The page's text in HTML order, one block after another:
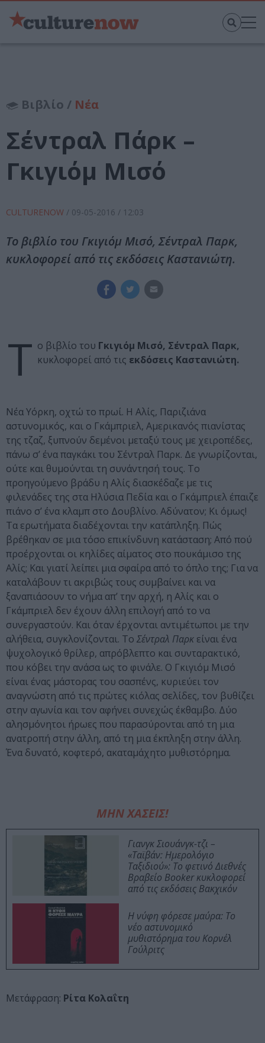
Βιβλίο / Νέα
Σέντραλ Πάρκ –
Γκιγιόμ Μισό
CULTURENOW / 09-05-2016 / 12:03
Το βιβλίο του Γκιγιόμ Μισό, Σέντραλ Παρκ,
κυκλοφορεί από τις εκδόσεις Καστανιώτη.
Τ ο βιβλίο του Γκιγιόμ Μισό, Σέντραλ Παρκ,
κυκλοφορεί από τις εκδόσεις Καστανιώτη.
Νέα Υόρκη, οχτώ το πρωί. Η Αλίς, Παριζιάνα
αστυνομικός, και ο Γκάμπριελ, Αμερικανός πιανίστας
της τζαζ, ξυπνούν δεμένοι μεταξύ τους με χειροπέδες,
πάνω σ’ ένα παγκάκι του Σέντραλ Παρκ. Δε γνωρίζονται,
ούτε και θυμούνται τη συνάντησή τους. Το
προηγούμενο βράδυ η Αλίς διασκέδαζε με τις
φιλενάδες της στα Ηλύσια Πεδία και ο Γκάμπριελ έπαιζε
πιάνο σ’ ένα κλαμπ στο Δουβλίνο. Αδύνατον; Κι όμως!
Τα ερωτήματα διαδέχονται την κατάπληξη. Πώς
βρέθηκαν σε μια τόσο επικίνδυνη κατάσταση; Από πού
προέρχονται οι κηλίδες αίματος στο πουκάμισο της
Αλίς; Και γιατί λείπει μια σφαίρα από το όπλο της; Για να
καταλάβουν τι ακριβώς τους συμβαίνει και να
ξαναπιάσουν το νήμα απ’ την αρχή, η Αλίς και ο
Γκάμπριελ δεν έχουν άλλη επιλογή από το να
συνεργαστούν. Και όταν έρχονται αντιμέτωποι με την
αλήθεια, συγκλονίζονται. Το Σέντραλ Παρκ είναι ένα
ψυχολογικό θρίλερ, απρόβλεπτο και συνταρακτικό,
που κόβει την ανάσα ως το φινάλε. Ο Γκιγιόμ Μισό
είναι ένας μάστορας του σασπένς, κυριεύει τον
αναγνώστη από τις πρώτες κιόλας σελίδες, τον βυθίζει
στην αγωνία και τον αφήνει συνεχώς έκθαμβο. Δύο
αλησμόνητοι ήρωες που παρασύρονται από τη μια
ανατροπή στην άλλη, από τη μια έκπληξη στην άλλη.
Ένα δυνατό, κοφτερό, ακαταμάχητο μυθιστόρημα.
ΜΗΝ ΧΑΣΕΙΣ!
Γιανγκ Σιουάνγκ-τζι –
«Ταϊβάν: Ημερολόγιο
Ταξιδιού»: Το φετινό Διεθνές
Βραβείο Booker κυκλοφορεί
από τις εκδόσεις Βακχικόν
Η νύφη φόρεσε μαύρα: Το
νέο αστυνομικό
μυθιστόρημα του Κορνέλ
Γούλριτς
Μετάφραση: Ρίτα Κολαΐτη